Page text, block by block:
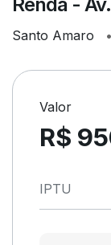
Santo Amaro •
Valor
R$
IPTU